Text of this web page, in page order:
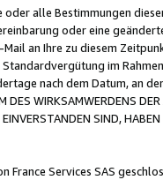
alle Bestimmungen
oder eine
an Ihre zu diesem
im
nach dem Datum, an
DES WIRKSAMWERDENS
SIND,
France Services SAS